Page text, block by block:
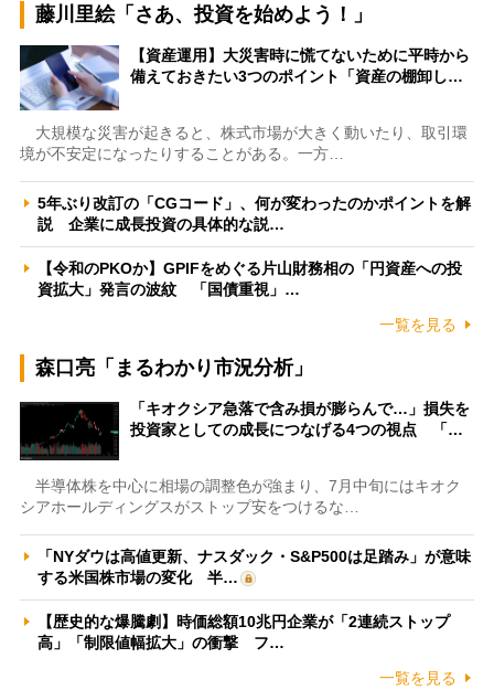
藤川里絵「さあ、投資を始めよう！」
【資産運用】大災害時に慌てないために平時から
備えておきたい3つのポイント「資産の棚卸し…
大規模な災害が起きると、株式市場が大きく動いたり、取引環
境が不安定になったりすることがある。一方…
5年ぶり改訂の「CGコード」、何が変わったのかポイントを解
説 企業に成長投資の具体的な説…
【令和のPKOか】GPIFをめぐる片山財務相の「円資産への投
資拡大」発言の波紋 「国債重視」…
一覧を見る
森口亮「まるわかり市況分析」
「キオクシア急落で含み損が膨らんで…」損失を
投資家としての成長につなげる4つの視点 「…
半導体株を中心に相場の調整色が強まり、7月中旬にはキオク
シアホールディングスがストップ安をつけるな…
「NYダウは高値更新、ナスダック・S&P500は足踏み」が意味
する米国株市場の変化 半…
【歴史的な爆騰劇】時価総額10兆円企業が「2連続ストップ
高」「制限値幅拡大」の衝撃 フ…
一覧を見る